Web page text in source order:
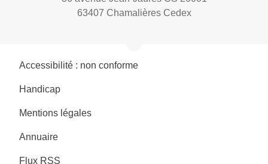
63407 Chamalières Cedex
Accessibilité : non conforme
Handicap
Mentions légales
Annuaire
Flux RSS